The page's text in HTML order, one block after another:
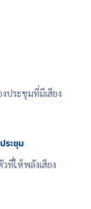
ประชุมที่มีเสียง
ระชุม
ที่ให้พลังเสียง